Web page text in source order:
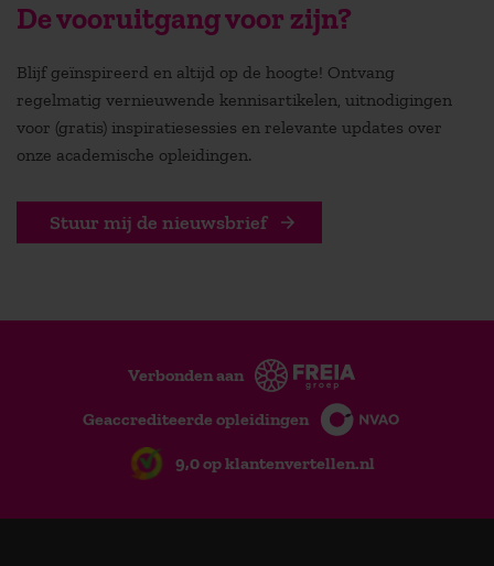
De vooruitgang voor zijn?
Blijf geïnspireerd en altijd op de hoogte! Ontvang
regelmatig vernieuwende kennisartikelen, uitnodigingen
voor (gratis) inspiratiesessies en relevante updates over
onze academische opleidingen.
Stuur mij de nieuwsbrief
Verbonden aan
Geaccrediteerde opleidingen
9,0 op klantenvertellen.nl